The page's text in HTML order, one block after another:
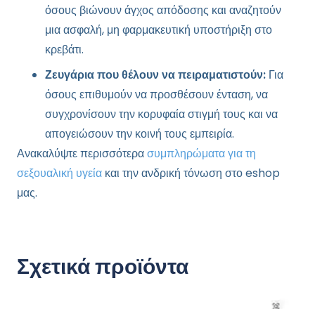
όσους βιώνουν άγχος απόδοσης και αναζητούν
μια ασφαλή, μη φαρμακευτική υποστήριξη στο
κρεβάτι.
Ζευγάρια που θέλουν να πειραματιστούν: Για
όσους επιθυμούν να προσθέσουν ένταση, να
συγχρονίσουν την κορυφαία στιγμή τους και να
απογειώσουν την κοινή τους εμπειρία.
Ανακαλύψτε περισσότερασυμπληρώματα για τη
σεξουαλική υγεία και την ανδρική τόνωση στο eshop
μας.
Σχετικά προϊόντα